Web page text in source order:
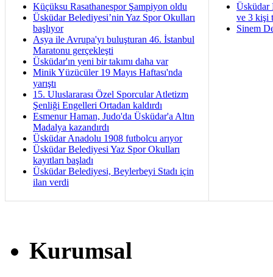
Küçüksu Rasathanespor Şampiyon oldu
Üsküdar Belediyesi’nin Yaz Spor Okulları
başlıyor
Asya ile Avrupa'yı buluşturan 46. İstanbul
Maratonu gerçekleşti
Üsküdar'ın yeni bir takımı daha var
Minik Yüzücüler 19 Mayıs Haftası'nda
yarıştı
15. Uluslararası Özel Sporcular Atletizm
Şenliği Engelleri Ortadan kaldırdı
Esmenur Haman, Judo'da Üsküdar'a Altın
Madalya kazandırdı
Üsküdar Anadolu 1908 futbolcu arıyor
Üsküdar Belediyesi Yaz Spor Okulları
kayıtları başladı
Üsküdar Belediyesi, Beylerbeyi Stadı için
ilan verdi
Üsküdar
ve 3 kişi
Sinem
Kurumsal